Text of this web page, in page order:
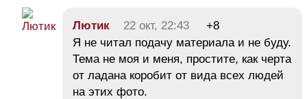
Лютик 22 окт, 22:43
+8
Я не читал подачу материала и не буду.
Тема не моя и меня, простите, как черта
от ладана коробит от вида всех людей
на этих фото.